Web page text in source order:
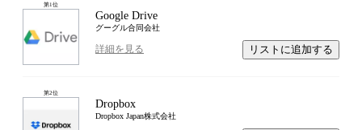
第1位
Google Drive
グーグル合同会社
詳細を見る リストに追加する
第2位
Dropbox
Dropbox Japan株式会社